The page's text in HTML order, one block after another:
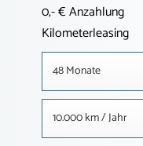
0,- € Anzahlung
Kilometerleasing
48 Monate
10.000 km / Jahr